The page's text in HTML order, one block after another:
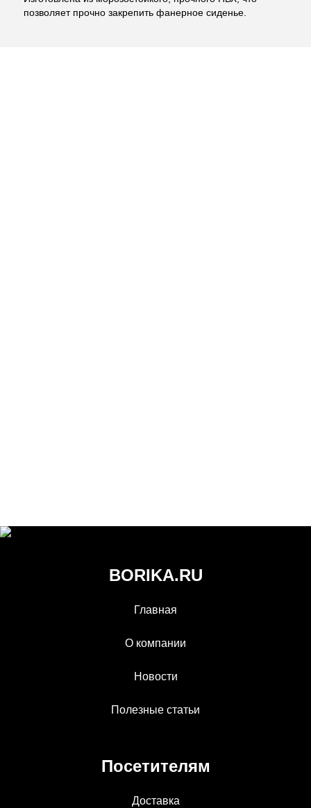
позволяет прочно закрепить фанерное сиденье.
BORIKA.RU
Главная
О компании
Новости
Полезные статьи
Посетителям
Доставка